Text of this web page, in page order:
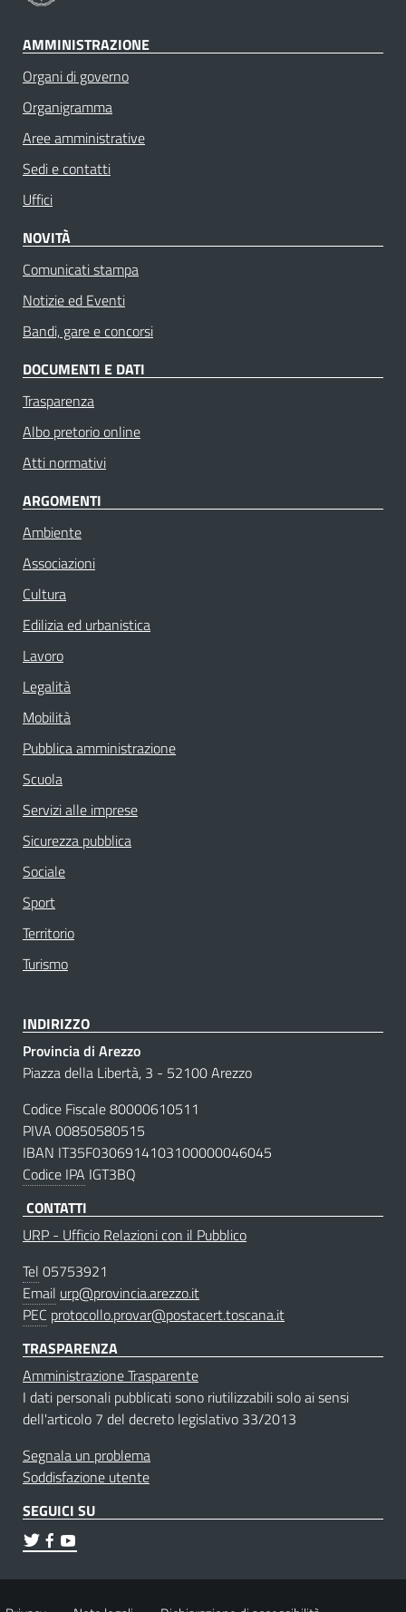
AMMINISTRAZIONE
Organi di governo
Organigramma
Aree amministrative
Sedi e contatti
Uffici
NOVITÀ
Comunicati stampa
Notizie ed Eventi
Bandi, gare e concorsi
DOCUMENTI E DATI
Trasparenza
Albo pretorio online
Atti normativi
ARGOMENTI
Ambiente
Associazioni
Cultura
Edilizia ed urbanistica
Lavoro
Legalità
Mobilità
Pubblica amministrazione
Scuola
Servizi alle imprese
Sicurezza pubblica
Sociale
Sport
Territorio
Turismo
INDIRIZZO
Provincia di Arezzo
Piazza della Libertà, 3 - 52100 Arezzo
Codice Fiscale 80000610511
PIVA 00850580515
IBAN IT35F0306914103100000046045
Codice IPA IGT3BQ
CONTATTI
URP - Ufficio Relazioni con il Pubblico
Tel 05753921
Email urp@provincia.arezzo.it
PEC protocollo.provar@postacert.toscana.it
TRASPARENZA
Amministrazione Trasparente
I dati personali pubblicati sono riutilizzabili solo ai sensi
dell'articolo 7 del decreto legislativo 33/2013
Segnala un problema
Soddisfazione utente
SEGUICI SU